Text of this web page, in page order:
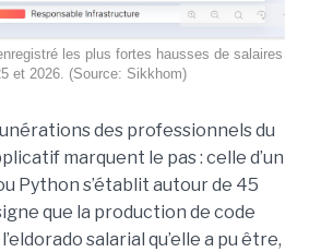
les plus fortes hausses de salaires
et 2026. (Source: Sikkhom)
des professionnels du
marquent le pas : celle d’un
Python s’établit autour de 45
que la production de code
salarial qu’elle a pu être,